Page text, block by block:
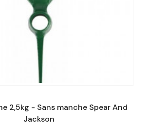
2,5kg - Sans manche Spear And
Jackson